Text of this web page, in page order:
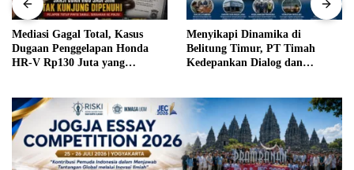
Menyikapi Dinamika di
Belitung Timur, PT Timah
Kedepankan Dialog dan
Humas DPP LIN Desak Kapolri
dan Panglima TNI Turun
Langsung Usut Dugaan